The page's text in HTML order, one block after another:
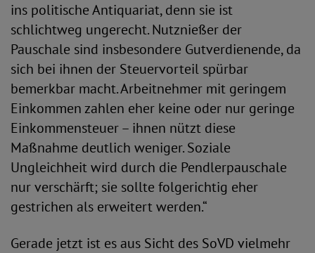
ins politische Antiquariat, denn sie ist
schlichtweg ungerecht. Nutznießer der
Pauschale sind insbesondere Gutverdienende, da
sich bei ihnen der Steuervorteil spürbar
bemerkbar macht. Arbeitnehmer mit geringem
Einkommen zahlen eher keine oder nur geringe
Einkommensteuer – ihnen nützt diese
Maßnahme deutlich weniger. Soziale
Ungleichheit wird durch die Pendlerpauschale
nur verschärft; sie sollte folgerichtig eher
gestrichen als erweitert werden.“
Gerade jetzt ist es aus Sicht des SoVD vielmehr